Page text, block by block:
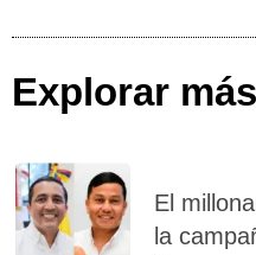
Explorar
El
la